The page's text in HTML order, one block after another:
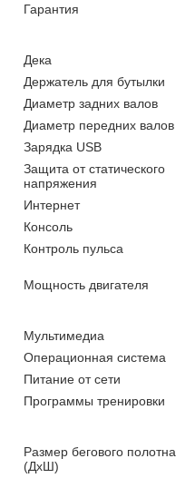
Гарантия
Дека
Держатель для бутылки
Диаметр задних валов
Диаметр передних валов
Зарядка USB
Защита от статического
напряжения
Интернет
Консоль
Контроль пульса
Мощность двигателя
Мультимедиа
Операционная система
Питание от сети
Программы тренировки
Размер бегового полотна
(ДхШ)